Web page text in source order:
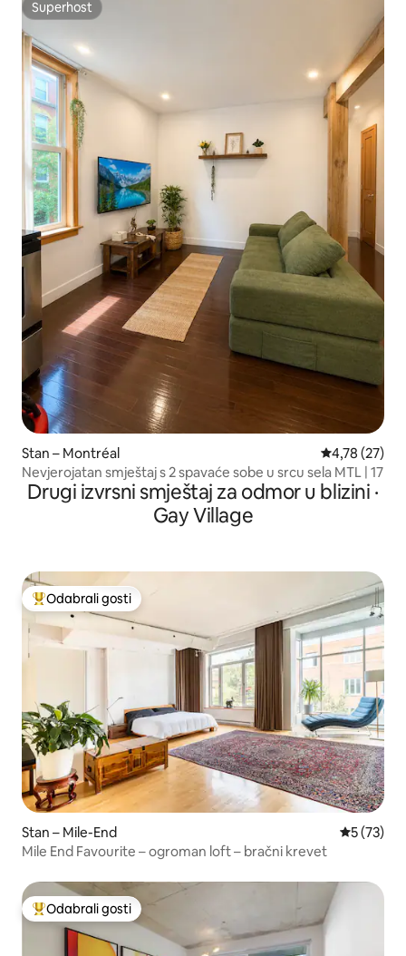
Superhost
Superhost
Stan – Montréal Prosječna
4,78 (27)
Nevjerojatan smještaj s 2 spavaće sobe u srcu sela MTL | 17
Drugi izvrsni smještaj za odmor u blizini ·
Gay Village
Među najviše rangiranima s oznakom „Odabrali gosti”
Odabrali gosti
Stan – Mile-End Prosječna
5 (73)
Mile End Favourite – ogroman loft – bračni krevet
Među najviše rangiranima s oznakom „Odabrali gosti”
Odabrali gosti